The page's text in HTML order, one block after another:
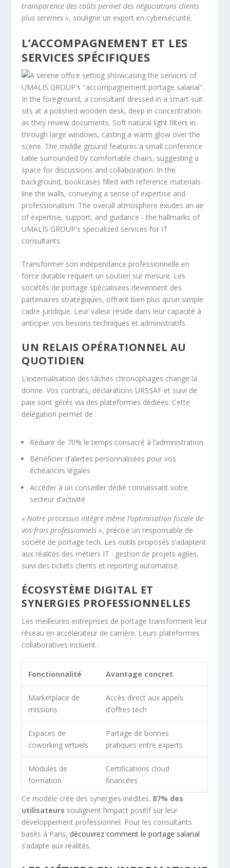
transparence des coûts permet des négociations clients
plus sereines », souligne un expert en cybersécurité.
L’ACCOMPAGNEMENT ET LES
SERVICES SPÉCIFIQUES
Transformer son indépendance professionnelle en
force durable requiert un soutien sur mesure. Les
sociétés de portage spécialisées deviennent des
partenaires stratégiques, offrant bien plus qu’un simple
cadre juridique. Leur valeur réside dans leur capacité à
anticiper vos besoins techniques et administratifs.
UN RELAIS OPÉRATIONNEL AU
QUOTIDIEN
L’externalisation des tâches chronophages change la
donne. Vos contrats, déclarations URSSAF et suivi de
paie sont gérés via des plateformes dédiées. Cette
délégation permet de :
Réduire de 70% le temps consacré à l’administration
Bénéficier d’alertes personnalisées pour vos
échéances légales
Accéder à un conseiller dédié connaissant votre
secteur d’activité
« Notre processus intègre même l’optimisation fiscale de
vos frais professionnels », précise un responsable de
société de portage tech. Les outils proposés s’adaptent
aux réalités des métiers IT : gestion de projets agiles,
suivi des tickets clients et reporting automatisé.
ÉCOSYSTÈME DIGITAL ET
SYNERGIES PROFESSIONNELLES
Les meilleures entreprises de portage transforment leur
réseau en accélérateur de carrière. Leurs plateformes
collaboratives incluent :
Fonctionnalité Avantage concret
Marketplace de
missions
Accès direct aux appels
d’offres tech
Espaces de
coworking virtuels
Partage de bonnes
pratiques entre experts
Modules de
formation
Certifications cloud
financées
Ce modèle crée des synergies inédites. 87% des
utilisateurs soulignent l’impact positif sur leur
développement professionnel. Pour les consultants
basés à Paris, découvrez comment le portage salarial
s’adapte aux réalités.